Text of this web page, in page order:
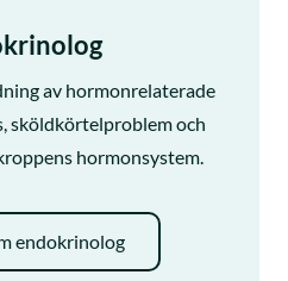
av hormonrelaterade
sköldkörtelproblem och
hormonsystem.
endokrinolog